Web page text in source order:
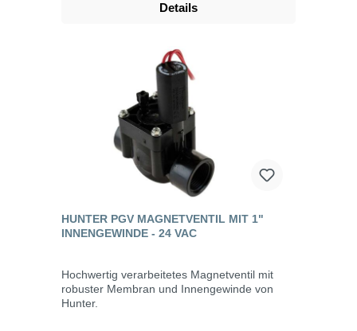
Details
HUNTER PGV MAGNETVENTIL MIT 1"
INNENGEWINDE - 24 VAC
Hochwertig verarbeitetes Magnetventil mit
robuster Membran und Innengewinde von
Hunter.